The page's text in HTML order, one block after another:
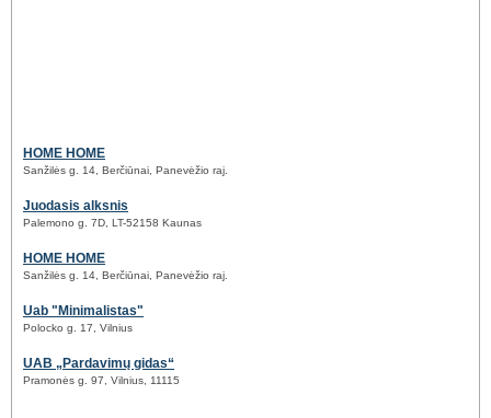
HOME HOME
Sanžilės g. 14, Berčiūnai, Panevėžio raj.
Juodasis alksnis
Palemono g. 7D, LT-52158 Kaunas
HOME HOME
Sanžilės g. 14, Berčiūnai, Panevėžio raj.
Uab "Minimalistas"
Polocko g. 17, Vilnius
UAB „Pardavimų gidas“
Pramonės g. 97, Vilnius, 11115